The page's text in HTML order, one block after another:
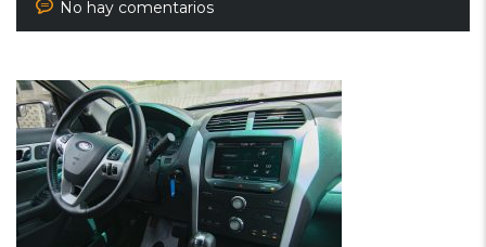
No hay comentarios